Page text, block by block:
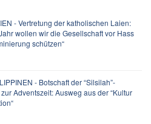
- Vertretung der katholischen Laien:
wollen wir die Gesellschaft vor Hass
schützen“
- Botschaft der “Silsilah”-
Adventszeit: Ausweg aus der “Kultur